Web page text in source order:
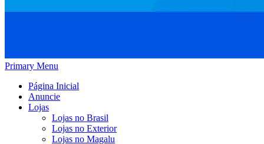
Primary Menu
Página Inicial
Anuncie
Lojas
Lojas no Brasil
Lojas no Exterior
Lojas no Magalu